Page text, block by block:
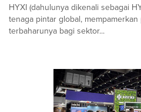
HYXI (dahulunya dikenali sebagai
tenaga pintar global,
terbaharunya bagi sektor...